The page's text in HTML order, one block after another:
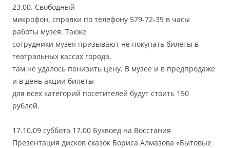
23.00. Свободный
микрофон, справки по телефону 579-72-39 в часы
работы музея. Также
сотрудники музея призывают не покупать билеты в
театральных кассах города,
там не удалось понизить цену. В музее и в предпродаже
и в день акции билеты
для всех категорий посетителей будут стоить 150
рублей.
17.10.09 суббота 17.00 Буквоед на Восстания
Презентация дисков сказок Бориса Алмазова «Бытовые